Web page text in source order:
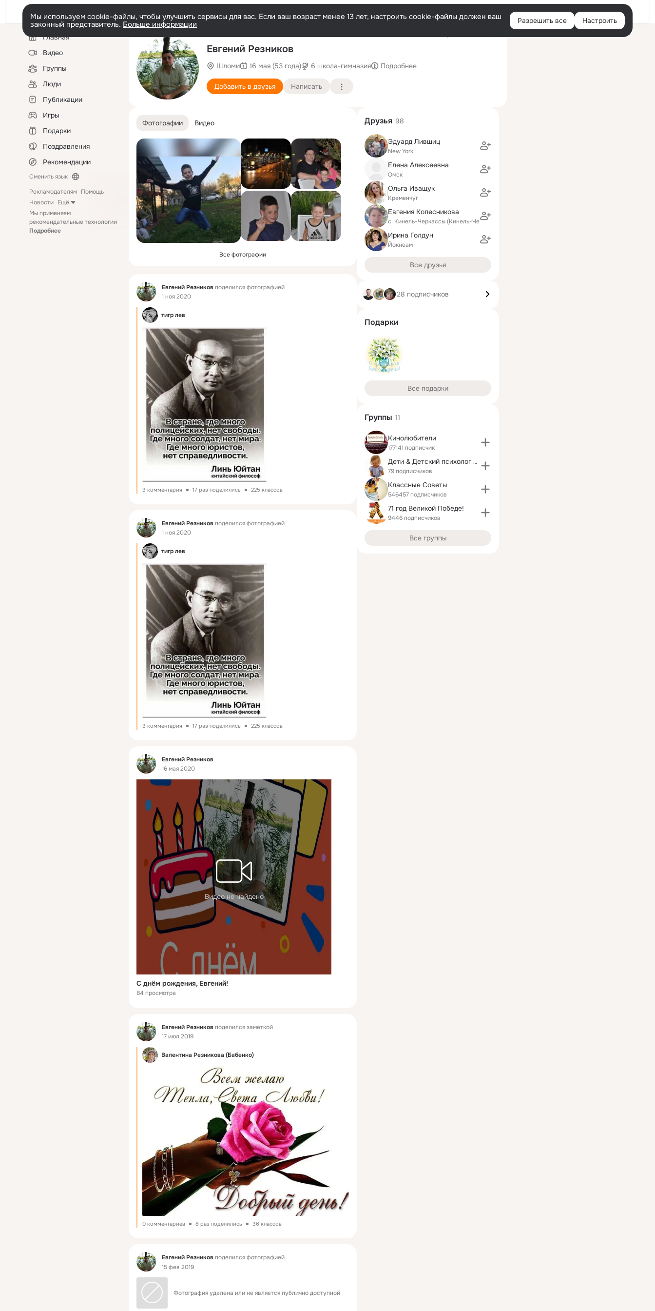
Войти
Мы используем cookie-файлы, чтобы улучшить сервисы для вас. Если ваш возраст менее 13 лет, настроить cookie-файлы должен ваш
законный представитель. Больше информации Разрешить все Настроить
Левая
колонкаГлавная
Видео
Группы
Люди
Публикации
Игры
Подарки
Поздравления
Рекомендации
Сменить язык
Рекламодателям Помощь
Новости Ещё
Мы применяем
рекомендательные технологии
Подробнее
Евгений Резников
Шломи 16 мая (53 года) 6 школа-гимназия Подробнее
Добавить в друзья Написать
Фотографии Видео
Все фотографии
Фид Евгений Резников поделился фотографией
1 ноя 2020
тигр лев
3 комментария 17 раз поделились 225 классов
Фид Евгений Резников поделился фотографией
1 ноя 2020
тигр лев
3 комментария 17 раз поделились 225 классов
Фид
Евгений Резников
16 мая 2020
Видео не найдено
С днём рождения, Евгений!
84 просмотра
Фид Евгений Резников поделился заметкой
17 июл 2019
Валентина Резникова (Бабенко)
0 комментариев 8 раз поделились 36 классов
Фид Евгений Резников поделился фотографией
15 фев 2019
Фотография удалена или не является публично доступной
Друзья 98
Эдуард Лившиц
New York
Елена Алексеевна
Омск
Oльга Иващук
Кременчуг
Евгения Колесникова
с. Кинель-Черкассы (Кинель-Черкасский район)
Ирина Голдун
Йокнеам
Все друзья
28 подписчиков
Подарки
Все подарки
Группы 11
Кинолюбители
177141 подписчик
Дети & Детский психолог & Кременчуг
79 подписчиков
Классные Советы
546457 подписчиков
71 год Великой Победе!
9446 подписчиков
Все группы